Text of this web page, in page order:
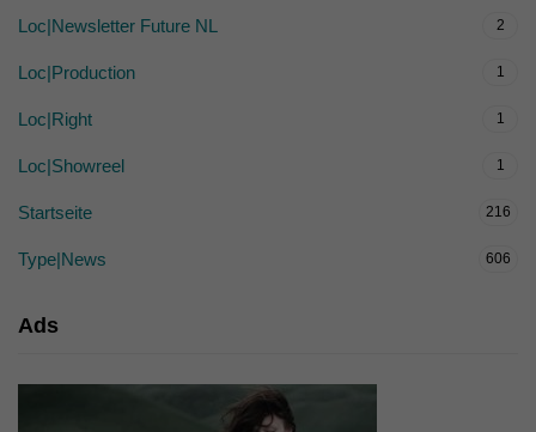
Loc|Newsletter Future NL 2
Loc|Production 1
Loc|Right 1
Loc|Showreel 1
Startseite 216
Type|News 606
Ads